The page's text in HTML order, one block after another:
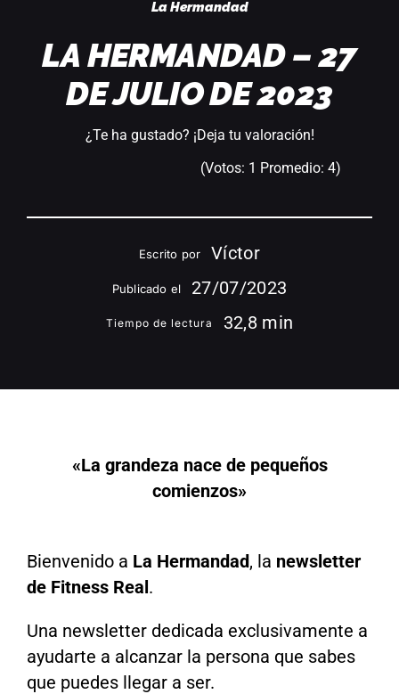
La Hermandad
LA HERMANDAD – 27
DE JULIO DE 2023
¿Te ha gustado? ¡Deja tu valoración!
(Votos: 1 Promedio: 4)
Escrito por Víctor
Publicado el 27/07/2023
Tiempo de lectura 32,8 min
«La grandeza nace de pequeños
comienzos»
Bienvenido a La Hermandad, la newsletter
de Fitness Real.
Una newsletter dedicada exclusivamente a
ayudarte a alcanzar la persona que sabes
que puedes llegar a ser.